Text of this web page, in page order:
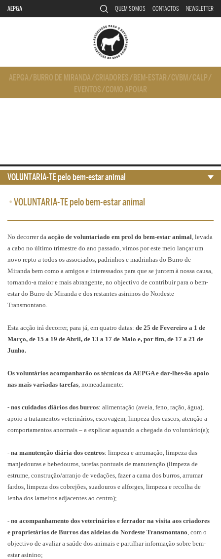
AEPGA QUEM SOMOS CONTACTOS NEWSLETTER
AEPGA/ BURRO DE MIRANDA/CRIADORES/ BEM-ESTAR/CVBM/CALP/
EVENTOS/COMO APOIAR
•VOLUNTARIA-TE pelo bem-estar animal
No decorrer da acção de voluntariado em prol do bem-estar animal, levada
a cabo no último trimestre do ano passado, vimos por este meio lançar um
novo repto a todos os associados, padrinhos e madrinhas do Burro de
Miranda bem como a amigos e interessados para que se juntem à nossa causa,
tornando-a maior e mais abrangente, no objectivo de contribuir para o bem-
estar do Burro de Miranda e dos restantes asininos do Nordeste
Transmontano.
Esta acção irá decorrer, para já, em quatro datas: de 25 de Fevereiro a 1 de
Março, de 15 a 19 de Abril, de 13 a 17 de Maio e, por fim, de 17 a 21 de
Junho.
Os voluntários acompanharão os técnicos da AEPGA e dar-lhes-ão apoio
nas mais variadas tarefas, nomeadamente:
- nos cuidados diários dos burros: alimentação (aveia, feno, ração, água),
apoio a tratamentos veterinários, escovagem, limpeza dos cascos, atenção a
comportamentos anormais – a explicar aquando a chegada do voluntário(a);
- na manutenção diária dos centros: limpeza e arrumação, limpeza das
manjedouras e bebedouros, tarefas pontuais de manutenção (limpeza de
estrume, construção/arranjo de vedações, fazer a cama dos burros, arrumar
fardos, limpeza dos cobrejões, suadouros e alforges, limpeza e recolha de
lenha dos lameiros adjacentes ao centro);
- no acompanhamento dos veterinários e ferrador na visita aos criadores
e proprietários de Burros das aldeias do Nordeste Transmontano, com o
objectivo de avaliar a saúde dos animais e partilhar informação sobre bem-
estar asinino;
VOLUNTARIA-TE pelo bem-estar animal